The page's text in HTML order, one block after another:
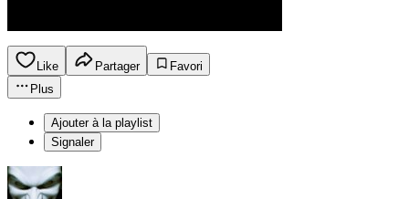
Like Partager
Favori
Plus
Ajouter à la playlist
Signaler